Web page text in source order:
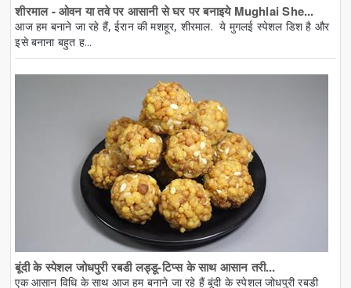
शीरमाल - ओवन या तवे पर आसानी से घर पर बनाइये Mughlai She...
आज हम बनाने जा रहे हैं, ईरान की मशहूर, शीरमाल. ये मुगलई स्पेशल डिश है और
इसे बनाना बहुत ह...
बूंदी के स्पेशल जोधपुरी रबडी लड्डू-टिप्स के साथ आसान तरी...
एक आसान विधि के साथ आज हम बनाने जा रहे हैं बूंदी के स्पेशल जोधपुरी रबडी